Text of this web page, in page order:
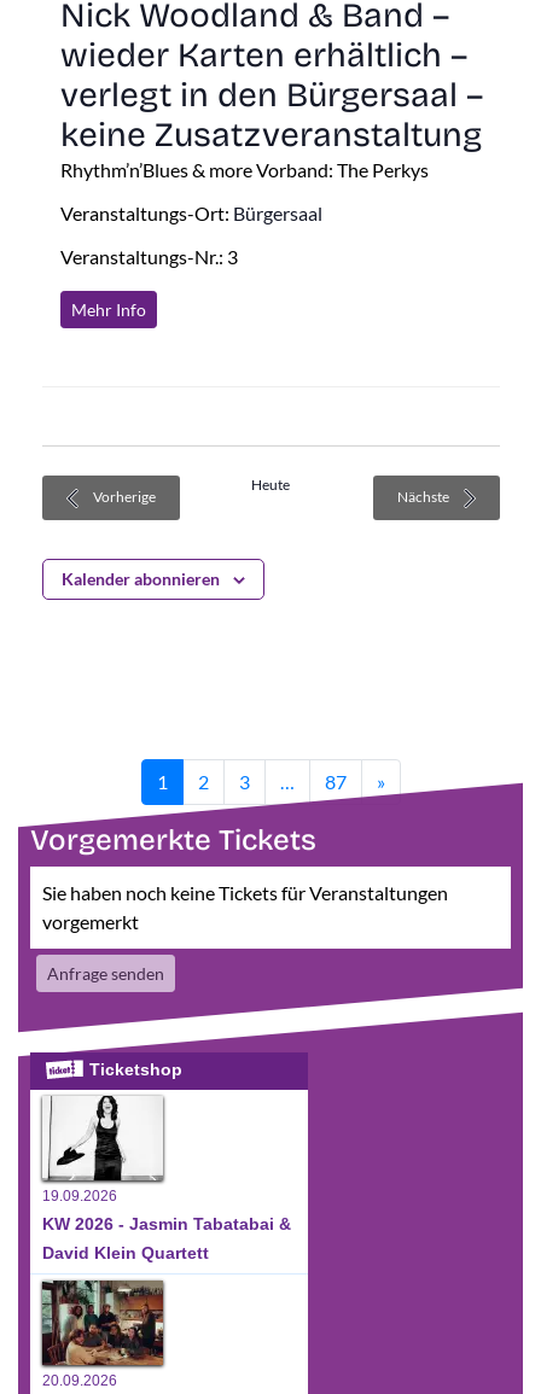
Nick Woodland & Band –
wieder Karten erhältlich –
verlegt in den Bürgersaal –
keine Zusatzveranstaltung
Rhythm’n’Blues & more Vorband: The Perkys
Veranstaltungs-Ort: Bürgersaal
Veranstaltungs-Nr.: 3
Mehr Info
VorherigeVeranstaltungen
Heute
Nächste
Kalender abonnieren
1 2 3 87 »
Vorgemerkte Tickets
Sie haben noch keine Tickets für Veranstaltungen
vorgemerkt
Anfrage senden
Ticketshop
19.09.2026
KW 2026 - Jasmin Tabatabai &
David Klein Quartett
20.09.2026